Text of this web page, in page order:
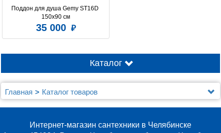
Поддон для душа Gemy ST16D
150х90 см
35 000
Каталог
Главная
Каталог товаров
Душевые уголки, ограждения, поддоны
Интернет-магазин сантехники в Челябинске